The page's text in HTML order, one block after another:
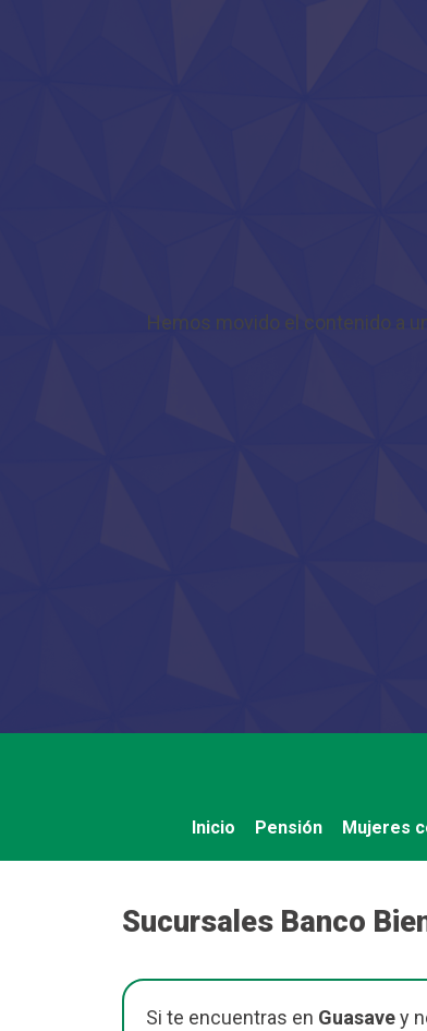
Hemos movido el contenido a
Inicio Pensión Mujeres
Sucursales Banco
Si te encuentras en Guasavey